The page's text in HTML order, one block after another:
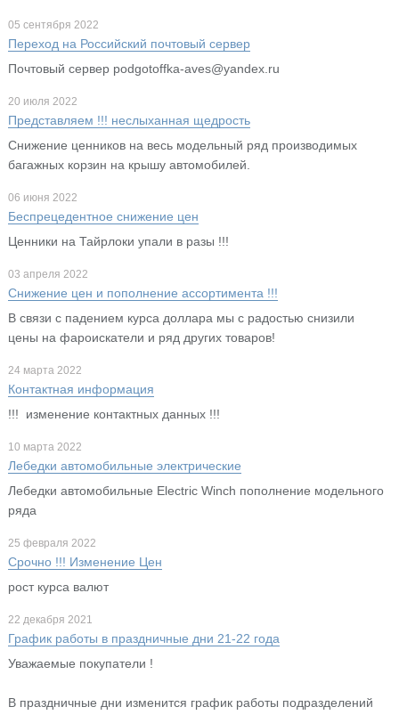
05 сентября 2022
Переход на Российский почтовый сервер
Почтовый сервер podgotoffka-aves@yandex.ru
20 июля 2022
Представляем !!! неслыханная щедрость
Снижение ценников на весь модельный ряд производимых
багажных корзин на крышу автомобилей.
06 июня 2022
Беспрецедентное снижение цен
Ценники на Тайрлоки упали в разы !!!
03 апреля 2022
Снижение цен и пополнение ассортимента !!!
В связи с падением курса доллара мы с радостью снизили
цены на фароискатели и ряд других товаров!
24 марта 2022
Контактная информация
!!! изменение контактных данных !!!
10 марта 2022
Лебедки автомобильные электрические
Лебедки автомобильные Electric Winch пополнение модельного
ряда
25 февраля 2022
Срочно !!! Изменение Цен
рост курса валют
22 декабря 2021
График работы в праздничные дни 21-22 года
Уважаемые покупатели !
В праздничные дни изменится график работы подразделений